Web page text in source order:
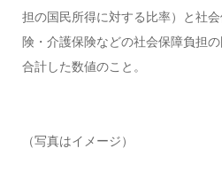
担の国民所得に対する比率）と社
険・介護保険などの社会保障負担
合計した数値のこと。
（写真はイメージ）